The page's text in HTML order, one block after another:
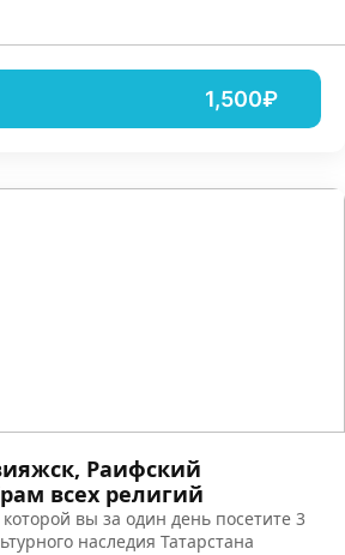
1,500₽
Раифский
всех религий
вы за один день посетите 3
наследия Татарстана